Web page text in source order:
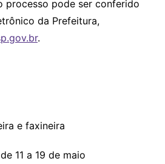
processo pode ser conferido
da Prefeitura,
.
e faxineira
11 a 19 de maio